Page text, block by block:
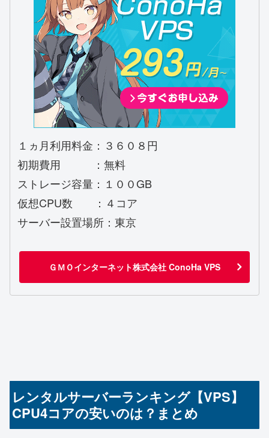
１ヵ月利用料金：３６０８円
初期費用 ：無料
ストレージ容量：１００GB
仮想CPU数 ：４コア
サーバー設置場所：東京
ＧＭＯインターネット株式会社 ConoHa VPS
レンタルサーバーランキング【VPS】
CPU4コアの安いのは？まとめ